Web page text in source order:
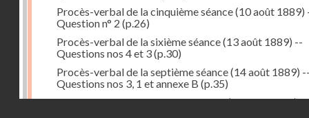
Procès-verbal de la cinquième séance (10 août 1889)
Question n° 2 (p.26)
Procès-verbal de la sixième séance (13 août 1889) --
Questions nos 4 et 3(p.30)
Procès-verbal de la septième séance (14 août 1889)
Questions nos 3, 1 et annexe B (p.35)
Procès-verbal de la huitième séance (16 août 1889) --